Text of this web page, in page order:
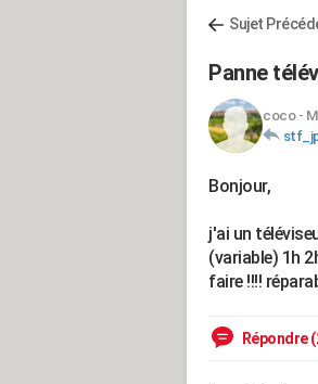
Sujet
Panne
coco-
Bonjour,
j'ai un
(variable) 1h
faire !!!!
Répondre